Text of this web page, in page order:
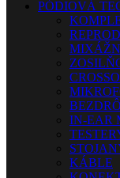
PÓDIOVÁ
IN-EAR
KÁBLE